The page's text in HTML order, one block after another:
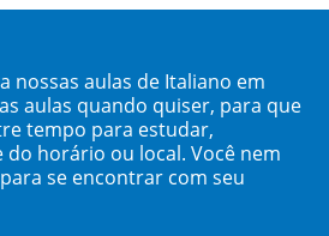
nossas aulas de Italiano em
aulas quando quiser, para que
tempo para estudar,
horário ou local. Você nem
se encontrar com seu